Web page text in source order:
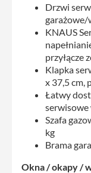
Drzwi
garażowe/
KNAUS
przyłącze
Klapka
x 37,5 cm,
Łatwy
serwisowe
Szafa
kg
Brama
Okna / okapy /